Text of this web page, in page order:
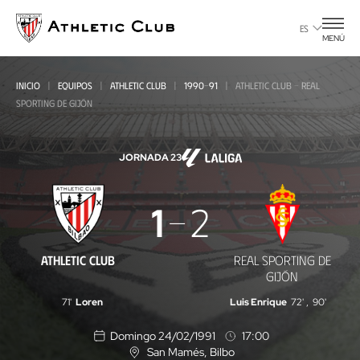
contenido
principal
ES
MENÚ
INICIO EQUIPOS ATHLETIC CLUB 1990-91
ATHLETIC CLUB - REAL
SPORTING DE GIJÓN
JORNADA 23
Athletic
Club
-
Sporting
ATHLETIC CLUB
1 2
REAL SPORTING DE
GIJÓN
71' Loren Luis Enrique 72' , 90'
Domingo 24/02/1991
17:00
San Mamés , Bilbo